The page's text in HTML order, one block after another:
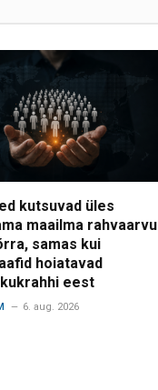
kutsuvad üles
maailma rahvaarvu
samas kui
hoiatavad
eest
6. aug. 2026